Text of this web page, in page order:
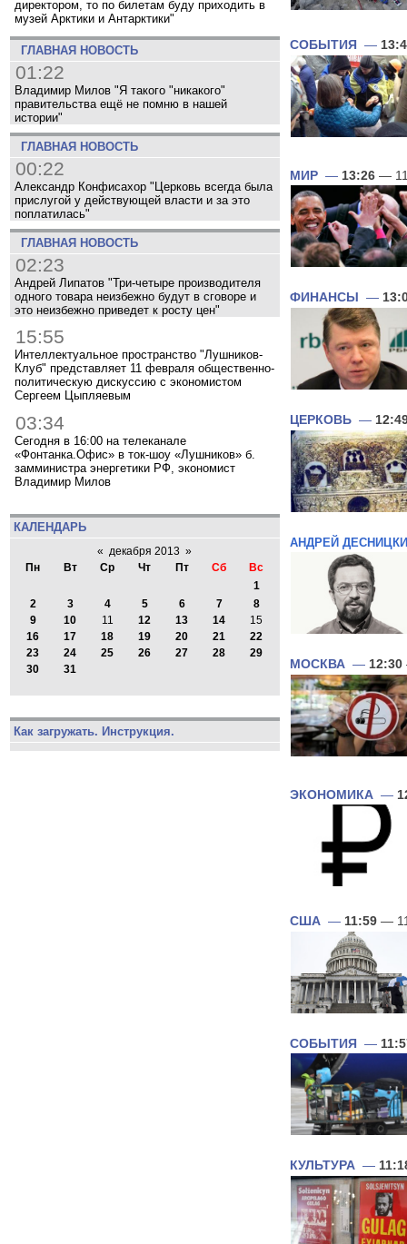
директором, то по билетам буду приходить в
музей Арктики и Антарктики"
ГЛАВНАЯ НОВОСТЬ
01:22
Владимир Милов "Я такого "никакого"
правительства ещё не помню в нашей
истории"
ГЛАВНАЯ НОВОСТЬ
00:22
Александр Конфисахор "Церковь всегда была
прислугой у действующей власти и за это
поплатилась"
ГЛАВНАЯ НОВОСТЬ
02:23
Андрей Липатов "Три-четыре производителя
одного товара неизбежно будут в сговоре и
это неизбежно приведет к росту цен"
15:55
Интеллектуальное пространство "Лушников-
Клуб" представляет 11 февраля общественно-
политическую дискуссию с экономистом
Сергеем Цыпляевым
03:34
Сегодня в 16:00 на телеканале
«Фонтанка.Офис» в ток-шоу «Лушников» б.
замминистра энергетики РФ, экономист
Владимир Милов
КАЛЕНДАРЬ
« декабря 2013 »
Пн
Вт Ср Чт Пт Сб
Вс
1
2
3 4 5 6 7
8
9
10 11 12 13 14
15
16
17 18 19 20 21
22
23
24 25 26 27 28
29
30
31
Как загружать. Инструкция.
СОБЫТИЯ —
МИР — 13:26 —
ФИНАНСЫ —
ЦЕРКОВЬ —
АНДРЕЙ
МОСКВА — 12:30
ЭКОНОМИКА —
США — 11:59 —
СОБЫТИЯ —
КУЛЬТУРА —